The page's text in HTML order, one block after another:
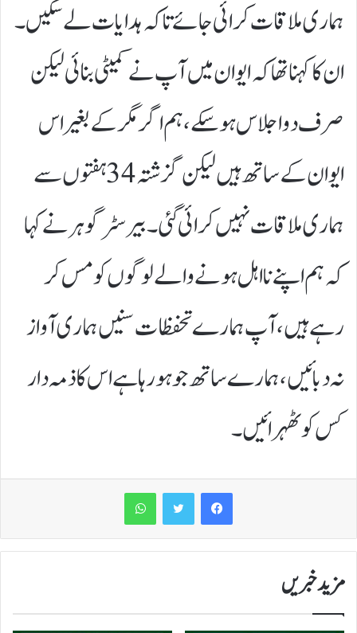
ہماری ملاقات کرائی جائے تاکہ ہدایات لے سکیں۔
ان کا کہنا تھا کہ ایوان میں آپ نے کمیٹی بنائی لیکن
صرف دو اجلاس ہوسکے، ہم اگر مگر کے بغیر اس
ایوان کے ساتھ ہیں لیکن گزشتہ 34 ہفتوں سے
ہماری ملاقات نہیں کرائی گئی۔بیرسٹر گوہر نے کہا
کہ ہم اپنے نا اہل ہونے والے لوگوں کو مس کر
رہے ہیں، آپ ہمارے تحفظات سنیں ہماری آواز
نہ دبائیں، ہمارے ساتھ جو ہو رہا ہے اس کا ذمہ دار
کس کو ٹھہرائیں۔
WhatsApp
مزید خبریں